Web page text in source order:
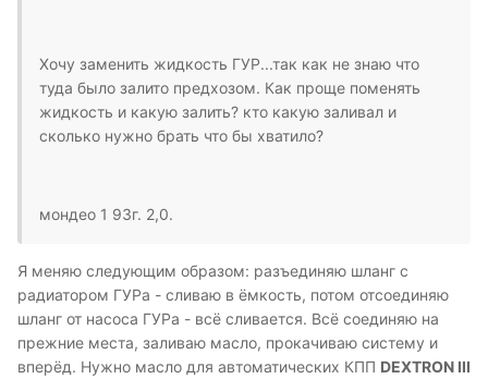
Хочу заменить жидкость ГУР...так как не знаю что
туда было залито предхозом. Как проще поменять
жидкость и какую залить? кто какую заливал и
сколько нужно брать что бы хватило?
мондео 1 93г. 2,0.
Я меняю следующим образом: разъединяю шланг с
радиатором ГУРа - сливаю в ёмкость, потом отсоединяю
шланг от насоса ГУРа - всё сливается. Всё соединяю на
прежние места, заливаю масло, прокачиваю систему и
вперёд. Нужно масло для автоматических КПП DEXTRON III